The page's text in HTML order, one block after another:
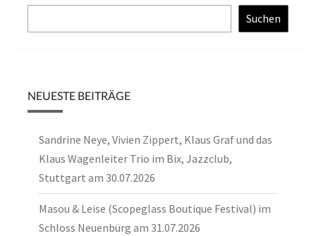
Suchen
NEUESTE BEITRÄGE
Sandrine Neye, Vivien Zippert, Klaus Graf und das
Klaus Wagenleiter Trio im Bix, Jazzclub,
Stuttgart am 30.07.2026
Masou & Leise (Scopeglass Boutique Festival) im
Schloss Neuenbürg am 31.07.2026